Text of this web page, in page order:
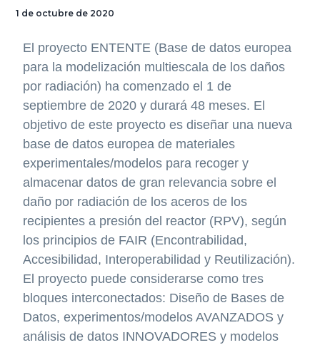
1 de octubre de 2020
El proyecto ENTENTE (Base de datos europea
para la modelización multiescala de los daños
por radiación) ha comenzado el 1 de
septiembre de 2020 y durará 48 meses. El
objetivo de este proyecto es diseñar una nueva
base de datos europea de materiales
experimentales/modelos para recoger y
almacenar datos de gran relevancia sobre el
daño por radiación de los aceros de los
recipientes a presión del reactor (RPV), según
los principios de FAIR (Encontrabilidad,
Accesibilidad, Interoperabilidad y Reutilización).
El proyecto puede considerarse como tres
bloques interconectados: Diseño de Bases de
Datos, experimentos/modelos AVANZADOS y
análisis de datos INNOVADORES y modelos